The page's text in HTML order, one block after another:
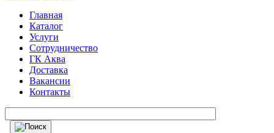
Главная
Каталог
Услуги
Сотрудничество
ГК Аква
Доставка
Вакансии
Контакты